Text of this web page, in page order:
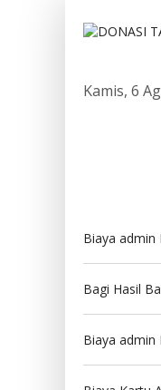
Kamis, 6
Biaya admin
Bagi Hasil
Biaya admin